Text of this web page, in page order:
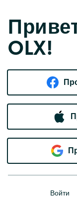
OLX!
Войти